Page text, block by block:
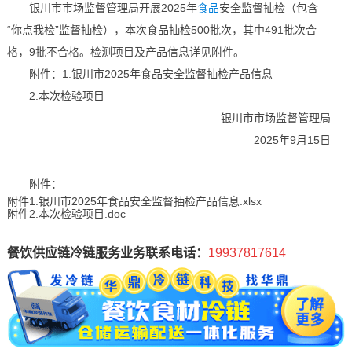
银川市市场监督管理局开展2025年食品安全监督抽检（包含
“你点我检”监督抽检），本次食品抽检500批次，其中491批次合
格，9批不合格。检测项目及产品信息详见附件。
附件：1.银川市2025年食品安全监督抽检产品信息
2.本次检验项目
银川市市场监督管理局
2025年9月15日
附件：
附件1.银川市2025年食品安全监督抽检产品信息.xlsx
附件2.本次检验项目.doc
餐饮供应链冷链服务业务联系电话： 19937817614